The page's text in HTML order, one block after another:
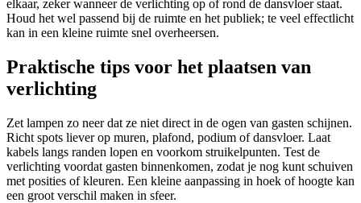
elkaar, zeker wanneer de verlichting op of rond de dansvloer staat.
Houd het wel passend bij de ruimte en het publiek; te veel effectlicht
kan in een kleine ruimte snel overheersen.
Praktische tips voor het plaatsen van
verlichting
Zet lampen zo neer dat ze niet direct in de ogen van gasten schijnen.
Richt spots liever op muren, plafond, podium of dansvloer. Laat
kabels langs randen lopen en voorkom struikelpunten. Test de
verlichting voordat gasten binnenkomen, zodat je nog kunt schuiven
met posities of kleuren. Een kleine aanpassing in hoek of hoogte kan
een groot verschil maken in sfeer.